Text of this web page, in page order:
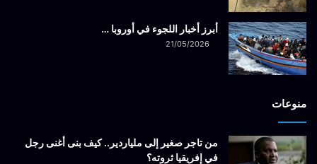
أبرز أخبار اللجوء في أوروبا …
21/05/2026
منوعات
من تاجر صغير إلى ملياردير.. كيف بنى أغنى رجل
في إفريقيا ثروته؟